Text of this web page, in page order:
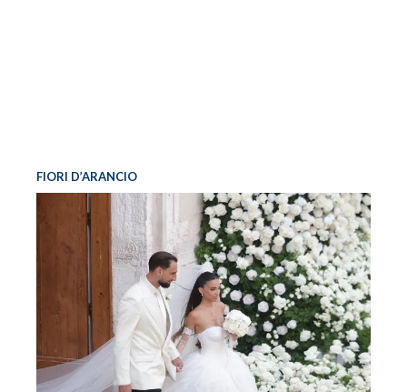
FIORI D’ARANCIO